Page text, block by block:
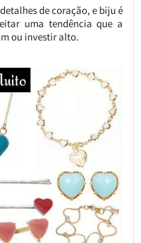
de coração, e biju é
uma tendência que a
ou investir alto.